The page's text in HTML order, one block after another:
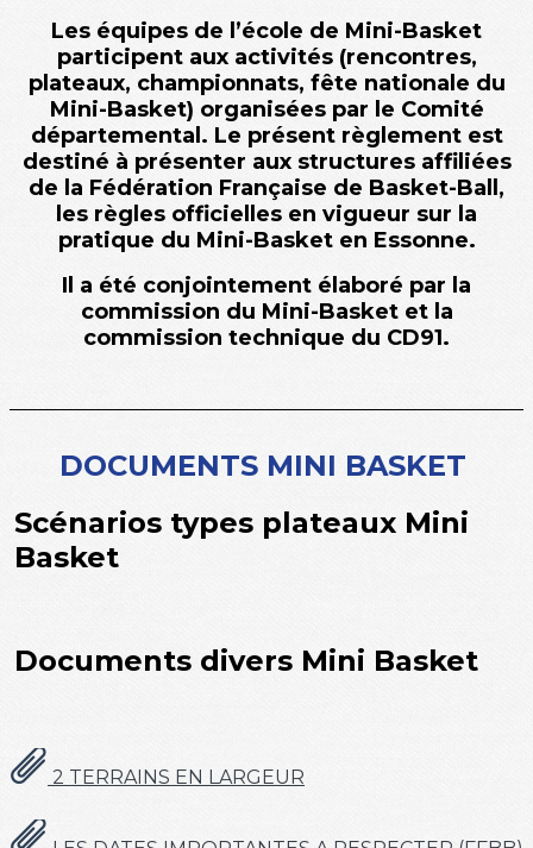
Les équipes de l’école de Mini-Basket
participent aux activités (rencontres,
plateaux, championnats, fête nationale du
Mini-Basket) organisées par le Comité
départemental. Le présent règlement est
destiné à présenter aux structures affiliées
de la Fédération Française de Basket-Ball,
les règles officielles en vigueur sur la
pratique du Mini-Basket en Essonne.
Il a été conjointement élaboré par la
commission du Mini-Basket et la
commission technique du CD91.
DOCUMENTS MINI BASKET
Scénarios types plateaux Mini
Basket
Documents divers Mini Basket
2 TERRAINS EN LARGEUR